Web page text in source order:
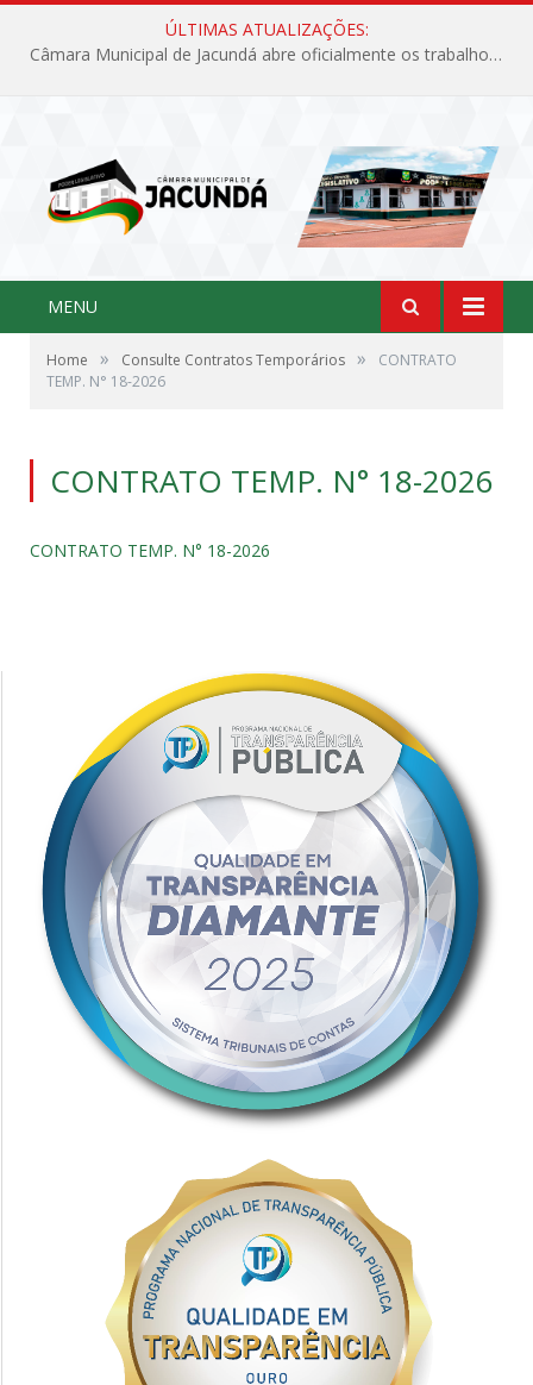
ÚLTIMAS ATUALIZAÇÕES:
Câmara Municipal de Jacundá abre oficialmente os trabalhos legislativos de 2026
MENU
Home » Consulte Contratos Temporários »
CONTRATO
TEMP. N° 18-2026
CONTRATO TEMP. N° 18-2026
CONTRATO TEMP. N° 18-2026